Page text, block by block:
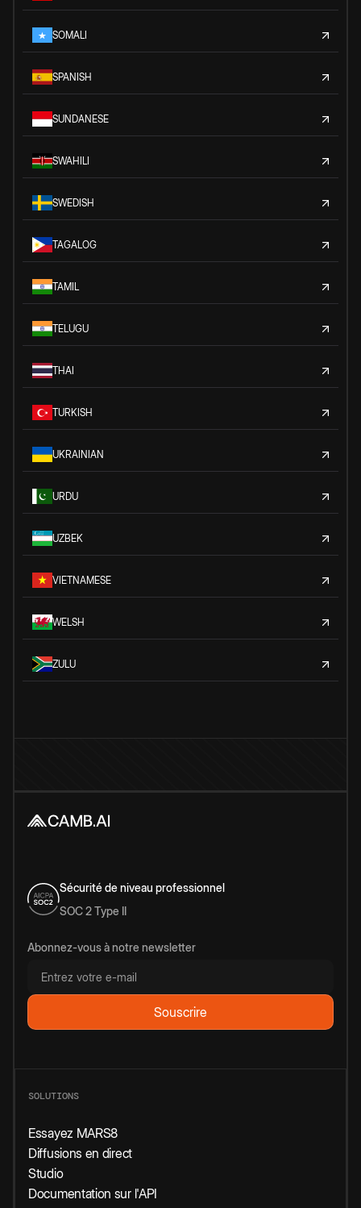
SOMALI
SPANISH
SUNDANESE
SWAHILI
SWEDISH
TAGALOG
TAMIL
TELUGU
THAI
TURKISH
UKRAINIAN
URDU
UZBEK
VIETNAMESE
WELSH
ZULU
Sécurité de niveau professionnel
SOC 2 Type II
Abonnez-vous à notre newsletter
SOLUTIONS
Essayez MARS8
Diffusions en direct
Studio
Documentation sur l'API